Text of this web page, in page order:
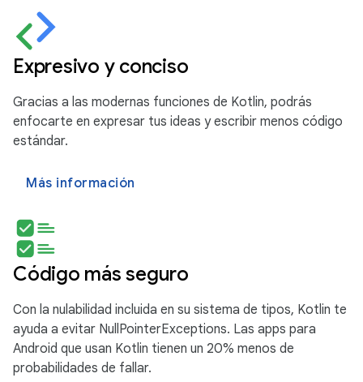
Expresivo y conciso
Gracias a las modernas funciones de Kotlin, podrás
enfocarte en expresar tus ideas y escribir menos código
estándar.
Más información
Código más seguro
Con la nulabilidad incluida en su sistema de tipos, Kotlin te
ayuda a evitar NullPointerExceptions. Las apps para
Android que usan Kotlin tienen un 20% menos de
probabilidades de fallar.